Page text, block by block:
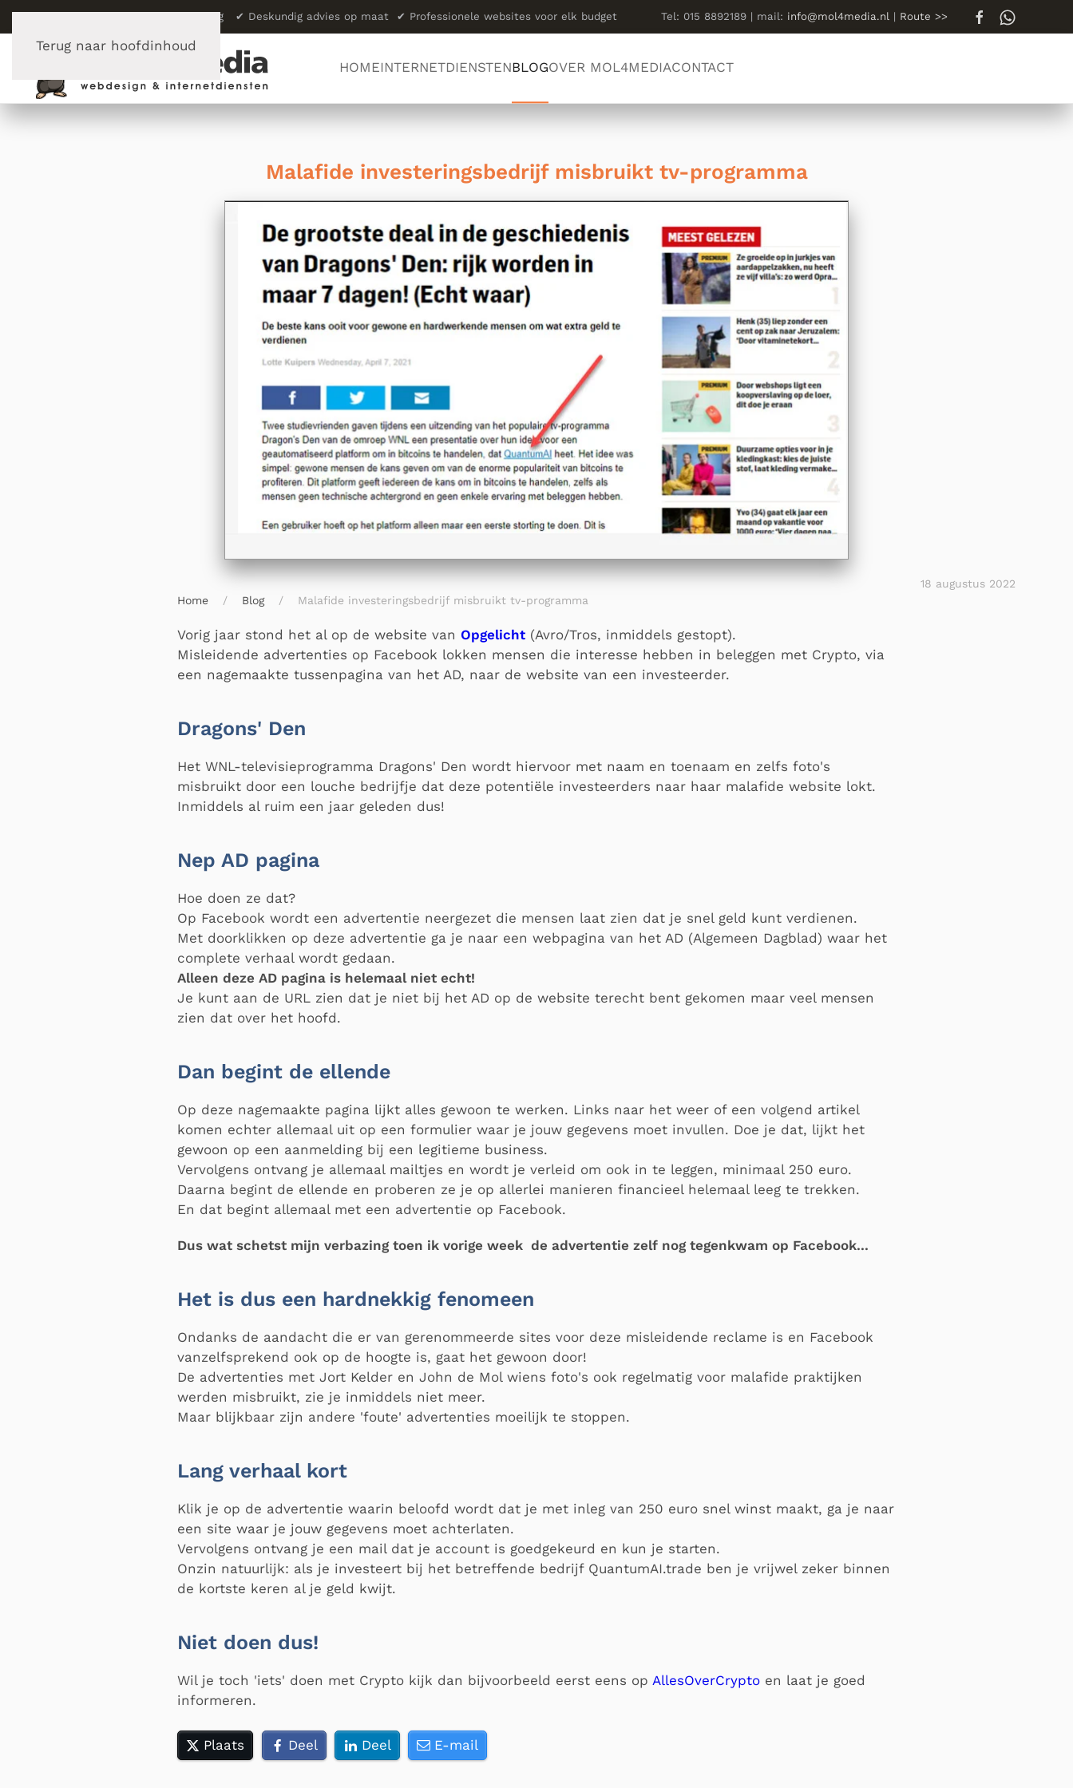
Terug naar hoofdinhoud
Meer dan 23 jaar vakervaring ✔ Deskundig advies op maat ✔ Professionele websites voor elk budget Tel: 015 8892189 | mail: info@mol4media.nl | Route >>
HOMEINTERNETDIENSTENBLOGOVER MOL4MEDIACONTACT
Malafide investeringsbedrijf misbruikt tv-programma
18 augustus 2022
Home
Blog Malafide investeringsbedrijf misbruikt tv-programma
Vorig jaar stond het al op de website van Opgelicht (Avro/Tros, inmiddels gestopt).
Misleidende advertenties op Facebook lokken mensen die interesse hebben in beleggen met Crypto, via
een nagemaakte tussenpagina van het AD, naar de website van een investeerder.
Dragons' Den
Het WNL-televisieprogramma Dragons' Den wordt hiervoor met naam en toenaam en zelfs foto's
misbruikt door een louche bedrijfje dat deze potentiële investeerders naar haar malafide website lokt.
Inmiddels al ruim een jaar geleden dus!
Nep AD pagina
Hoe doen ze dat?
Op Facebook wordt een advertentie neergezet die mensen laat zien dat je snel geld kunt verdienen.
Met doorklikken op deze advertentie ga je naar een webpagina van het AD (Algemeen Dagblad) waar het
complete verhaal wordt gedaan.
Alleen deze AD pagina is helemaal niet echt!
Je kunt aan de URL zien dat je niet bij het AD op de website terecht bent gekomen maar veel mensen
zien dat over het hoofd.
Dan begint de ellende
Op deze nagemaakte pagina lijkt alles gewoon te werken. Links naar het weer of een volgend artikel
komen echter allemaal uit op een formulier waar je jouw gegevens moet invullen. Doe je dat, lijkt het
gewoon op een aanmelding bij een legitieme business.
Vervolgens ontvang je allemaal mailtjes en wordt je verleid om ook in te leggen, minimaal 250 euro.
Daarna begint de ellende en proberen ze je op allerlei manieren financieel helemaal leeg te trekken.
En dat begint allemaal met een advertentie op Facebook.
Dus wat schetst mijn verbazing toen ik vorige week de advertentie zelf nog tegenkwam op Facebook...
Het is dus een hardnekkig fenomeen
Ondanks de aandacht die er van gerenommeerde sites voor deze misleidende reclame is en Facebook
vanzelfsprekend ook op de hoogte is, gaat het gewoon door!
De advertenties met Jort Kelder en John de Mol wiens foto's ook regelmatig voor malafide praktijken
werden misbruikt, zie je inmiddels niet meer.
Maar blijkbaar zijn andere 'foute' advertenties moeilijk te stoppen.
Lang verhaal kort
Klik je op de advertentie waarin beloofd wordt dat je met inleg van 250 euro snel winst maakt, ga je naar
een site waar je jouw gegevens moet achterlaten.
Vervolgens ontvang je een mail dat je account is goedgekeurd en kun je starten.
Onzin natuurlijk: als je investeert bij het betreffende bedrijf QuantumAI.trade ben je vrijwel zeker binnen
de kortste keren al je geld kwijt.
Niet doen dus!
Wil je toch 'iets' doen met Crypto kijk dan bijvoorbeeld eerst eens op AllesOverCrypto en laat je goed
informeren.
Plaats Deel Deel E-mail